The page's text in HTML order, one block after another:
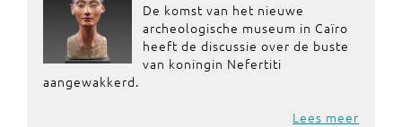
De komst van het nieuwe
archeologische museum in Caïro
heeft de discussie over de buste
van koningin Nefertiti
aangewakkerd.
Lees meer